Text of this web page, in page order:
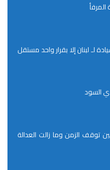
لـ لبنان إلا بقرار واحد مستقل
السود
توقف الزمن وما زالت العدالة